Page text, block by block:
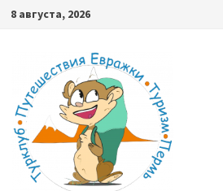
Перейти
содержимому
8 августа, 2026